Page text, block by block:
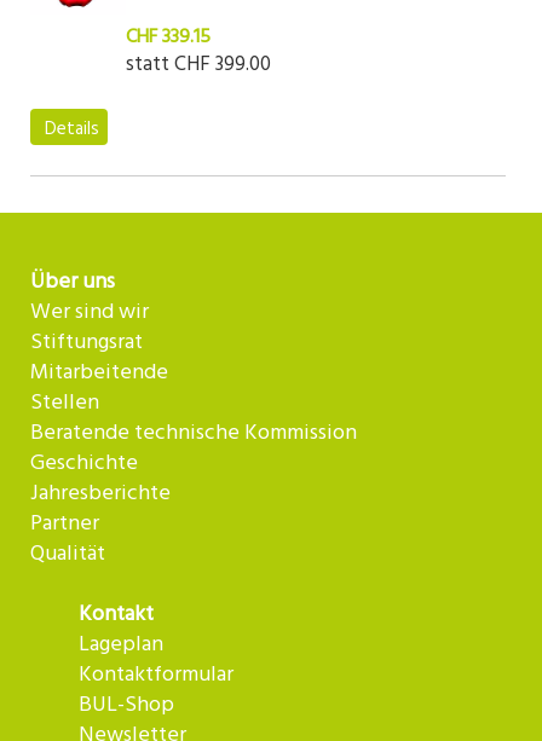
CHF 339.15
stattCHF 399.00
Details
Über uns
Wer sind wir
Stiftungsrat
Mitarbeitende
Stellen
Beratende technische Kommission
Geschichte
Jahresberichte
Partner
Qualität
Kontakt
Lageplan
Kontaktformular
BUL-Shop